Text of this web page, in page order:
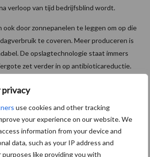
privacy
use cookies and other tracking
your experience on our website. We
information from your device and
data, such as your IP address and
like providing you with
verloop van tijd bedrijfsblind wordt.
ook door zonnepanelen te leggen om op die
te coveren. Meer produceren is
De opslagtechnologie staat immers
zet verder in op antibioticareductie.
en –isolatie aan en zetten in op
Zo kregen we minder sterfte, een betere
en een betere voederconversie.”
sterk in handel met (voor)kennis. “Door lid te